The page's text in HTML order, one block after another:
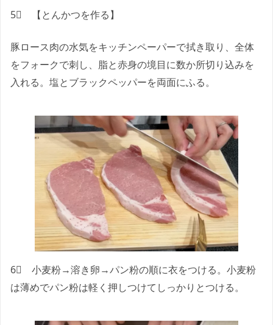
5⃣ 【とんかつを作る】
豚ロース肉の水気をキッチンペーパーで拭き取り、全体
をフォークで刺し、脂と赤身の境目に数か所切り込みを
入れる。塩とブラックペッパーを両面にふる。
6⃣ 小麦粉→溶き卵→パン粉の順に衣をつける。小麦粉
は薄めでパン粉は軽く押しつけてしっかりとつける。